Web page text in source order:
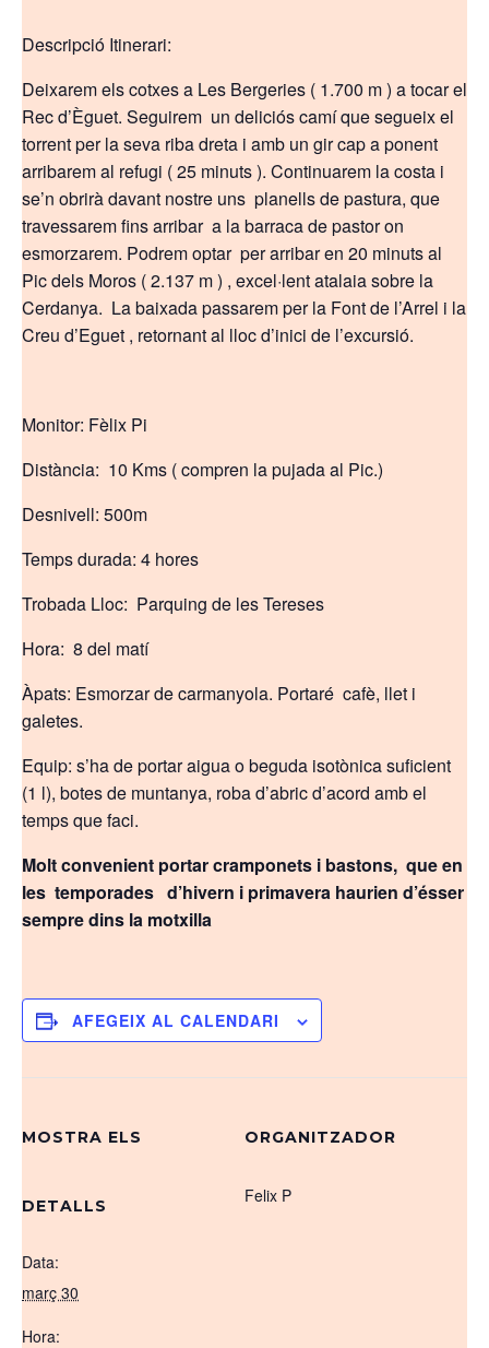
Descripció Itinerari:
Deixarem els cotxes a Les Bergeries ( 1.700 m ) a tocar el
Rec d’Èguet. Seguirem un deliciós camí que segueix el
torrent per la seva riba dreta i amb un gir cap a ponent
arribarem al refugi ( 25 minuts ). Continuarem la costa i
se’n obrirà davant nostre uns planells de pastura, que
travessarem fins arribar a la barraca de pastor on
esmorzarem. Podrem optar per arribar en 20 minuts al
Pic dels Moros ( 2.137 m ) , excel·lent atalaia sobre la
Cerdanya. La baixada passarem per la Font de l’Arrel i la
Creu d’Eguet , retornant al lloc d’inici de l’excursió.
Monitor: Fèlix Pi
Distància: 10 Kms ( compren la pujada al Pic.)
Desnivell: 500m
Temps durada: 4 hores
Trobada Lloc: Parquing de les Tereses
Hora: 8 del matí
Àpats: Esmorzar de carmanyola. Portaré cafè, llet i
galetes.
Equip: s’ha de portar aigua o beguda isotònica suficient
(1 l), botes de muntanya, roba d’abric d’acord amb el
temps que faci.
Molt convenient portar cramponets i bastons, que en
les temporades d’hivern i primavera haurien d’ésser
sempre dins la motxilla
AFEGEIX AL CALENDARI
MOSTRA ELS
DETALLS
Data:
març 30
Hora:
ORGANITZADOR
Felix P